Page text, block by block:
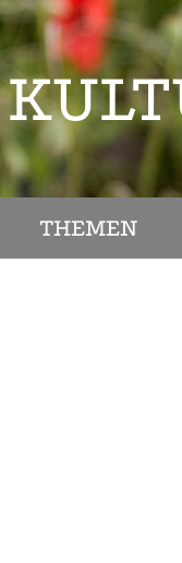
THEMEN